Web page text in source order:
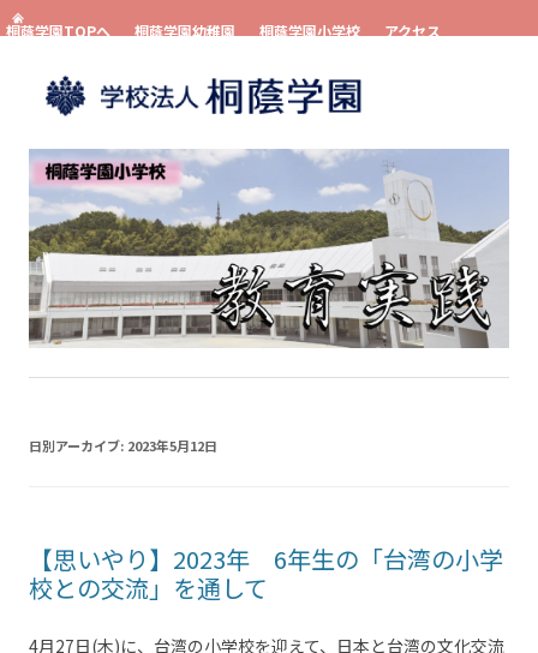
桐蔭学園TOPへ 桐蔭学園幼稚園 桐蔭学園小学校
アクセス
コンテンツへスキップ
日別アーカイブ: 2023年5月12日
【思いやり】2023年 6年生の「台湾の小学
校との交流」を通して
4月27日(木)に、台湾の小学校を迎えて、日本と台湾の文化交流